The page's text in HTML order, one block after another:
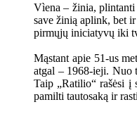
Vìena – žinia, plintanti
save žinią aplink, bet
pirmųjų iniciatyvų iki
Mąstant apie 51-us
atgal – 1968-ieji. Nuo
Taip „Ratilio“ rašėsi į
pamilti tautosaką ir